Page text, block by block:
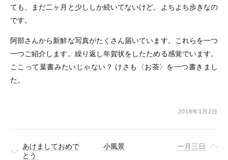
ても、まだ二ヶ月と少ししか続いてないけど。よちよち歩きなの
です。
阿部さんから新鮮な写真がたくさん届いています。これらを一つ
一つご紹介します。繰り返し年賀状をしたためる感覚でいます。
ここって葉書みたいじゃない？ けさも〈お茶〉を一つ書きまし
た。
2018年1月2日
あけましておめで
とう
小風景 一月三日